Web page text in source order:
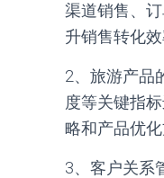
渠道销售、
升销售转化效
2、旅游产品
度等关键指
略和产品优化
3、客户关系